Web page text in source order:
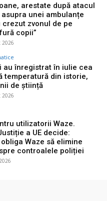
arestate după atacul
unei ambulanțe
crezut zvonul de pe
copii”
2026
au înregistrat în iulie cea
temperatură din istorie,
de știință
2026
utilizatorii Waze.
a UE decide:
Waze să elimine
controalele poliției